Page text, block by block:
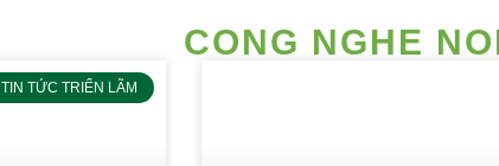
CONG NGHE
TIN TỨC TRIỂN LÃM